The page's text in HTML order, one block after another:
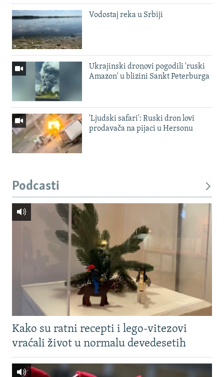
Vodostaj reka u Srbiji
Ukrajinski dronovi pogodili 'ruski
Amazon' u blizini Sankt Peterburga
'Ljudski safari': Ruski dron lovi
prodavača na pijaci u Hersonu
Podcasti
Kako su ratni recepti i lego-vitezovi
vraćali život u normalu devedesetih